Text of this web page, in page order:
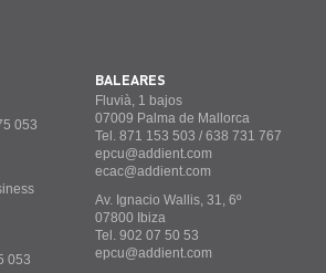
053
053
BALEARES
Fluvià, 1 bajos
07009 Palma de Mallorca
Tel. 871 153 503 / 638 731 767
epcu@addient.com
ecac@addient.com
Av. Ignacio Wallis, 31, 6º
07800 Ibiza
Tel. 902 07 50 53
epcu@addient.com